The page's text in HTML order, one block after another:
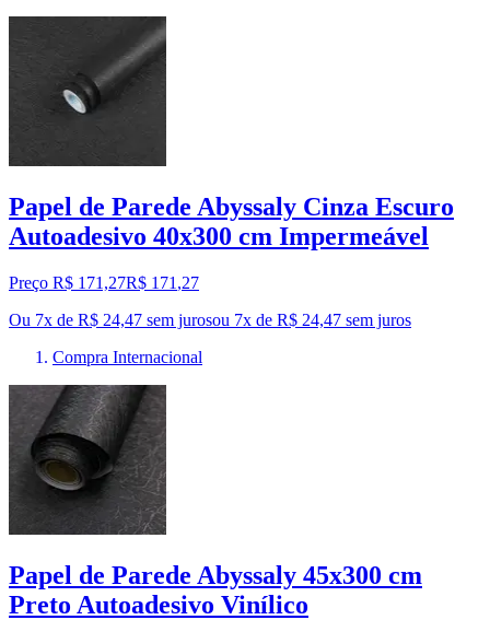
Papel de Parede Abyssaly Cinza Escuro
Autoadesivo 40x300 cm Impermeável
Preço R$ 171,27R$ 171 ,27
Ou 7x de R$ 24,47 sem jurosou 7x de R$ 24,47 sem juros
Compra Internacional
Papel de Parede Abyssaly 45x300 cm
Preto Autoadesivo Vinílico